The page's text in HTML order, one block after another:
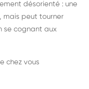
désorienté : une
mais peut tourner
se cognant aux
chez vous